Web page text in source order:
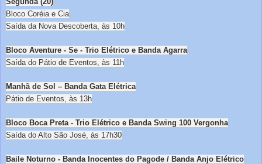
Bloco Coréia e Cia
Saída da Nova Descoberta, às 10h
Bloco Aventure - Se - Trio Elétrico e Banda Agarra
Saída do Pátio de Eventos, às 11h
Manhã de Sol – Banda Gata Elétrica
Pátio de Eventos, às 13h
Bloco Boca Preta - Trio Elétrico e Banda Swing 100 Vergonha
Saída do Alto São José, às 17h30
Baile Noturno - Banda Inocentes do Pagode / Banda Anjo Elétrico